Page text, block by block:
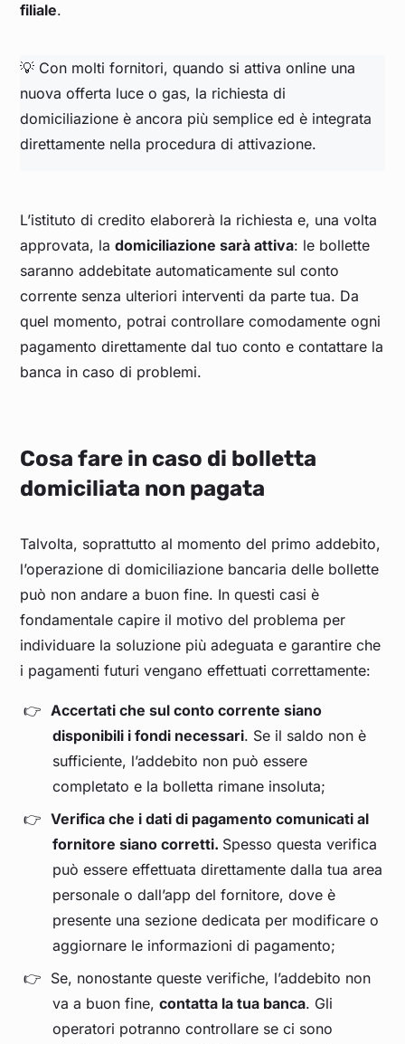
filiale.
💡 Con molti fornitori, quando si attiva online una
nuova offerta luce o gas, la richiesta di
domiciliazione è ancora più semplice ed è integrata
direttamente nella procedura di attivazione.
L’istituto di credito elaborerà la richiesta e, una volta
approvata, ladomiciliazione sarà attiva: le bollette
saranno addebitate automaticamente sul conto
corrente senza ulteriori interventi da parte tua. Da
quel momento, potrai controllare comodamente ogni
pagamento direttamente dal tuo conto e contattare la
banca in caso di problemi.
Cosa fare in caso di bolletta
domiciliata non pagata
Talvolta, soprattutto al momento del primo addebito,
l’operazione di domiciliazione bancaria delle bollette
può non andare a buon fine. In questi casi è
fondamentale capire il motivo del problema per
individuare la soluzione più adeguata e garantire che
i pagamenti futuri vengano effettuati correttamente:
Accertati che sul conto corrente siano
disponibili i fondi necessari. Se il saldo non è
sufficiente, l’addebito non può essere
completato e la bolletta rimane insoluta;
Verifica che i dati di pagamento comunicati al
fornitore siano corretti. Spesso questa verifica
può essere effettuata direttamente dalla tua area
personale o dall’app del fornitore, dove è
presente una sezione dedicata per modificare o
aggiornare le informazioni di pagamento;
Se, nonostante queste verifiche, l’addebito non
va a buon fine,contatta la tua banca. Gli
operatori potranno controllare se ci sono